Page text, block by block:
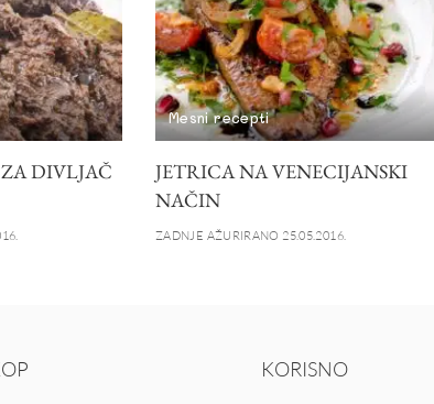
DIVLJAČ
Mesni recepti
JETRICA NA VENECIJANSKI
NAČIN
ZADNJE AŽURIRANO 25.05.2016.
KORISNO